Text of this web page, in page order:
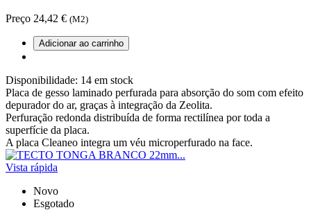
Preço 24,42 € (M2)
Adicionar ao carrinho
Disponibilidade: 14 em stock
Placa de gesso laminado perfurada para absorção do som com efeito
depurador do ar, graças à integração da Zeolita.
Perfuração redonda distribuída de forma rectilínea por toda a
superfície da placa.
A placa Cleaneo integra um véu microperfurado na face.
Vista rápida
Novo
Esgotado